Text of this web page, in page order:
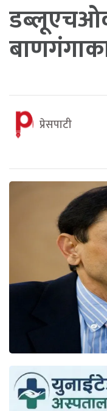
प्रेसपाटी